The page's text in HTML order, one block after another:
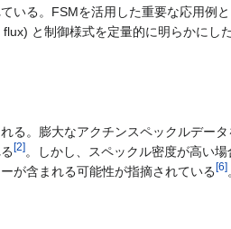
いる。FSMを活用した重要な応用例
と制御様式を定量的に明らかにし
。膨大なアクチンスペックルデータ
[2] 。しかし、スペックル密度が高い
が含まれる可能性が指摘されている [6]